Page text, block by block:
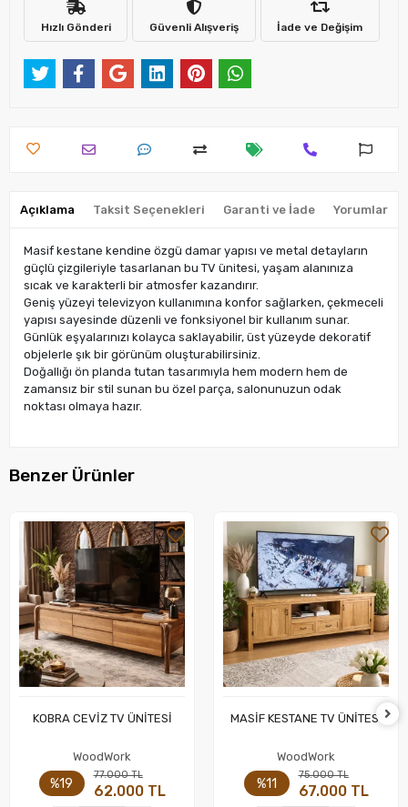
Hızlı Gönderi Güvenli Alışveriş İade ve Değişim
Açıklama Taksit Seçenekleri Garanti ve İade Yorumlar
Masif kestane kendine özgü damar yapısı ve metal detayların
güçlü çizgileriyle tasarlanan bu TV ünitesi, yaşam alanınıza
sıcak ve karakterli bir atmosfer kazandırır.
Geniş yüzeyi televizyon kullanımına konfor sağlarken, çekmeceli
yapısı sayesinde düzenli ve fonksiyonel bir kullanım sunar.
Günlük eşyalarınızı kolayca saklayabilir, üst yüzeyde dekoratif
objelerle şık bir görünüm oluşturabilirsiniz.
Doğallığı ön planda tutan tasarımıyla hem modern hem de
zamansız bir stil sunan bu özel parça, salonunuzun odak
noktası olmaya hazır.
Benzer Ürünler
KOBRA CEVİZ TV ÜNİTESİ
WoodWork
%19
77.000 TL
62.000 TL
MASİF KESTANE TV ÜNİTESİ
WoodWork
%11
75.000 TL
67.000 TL